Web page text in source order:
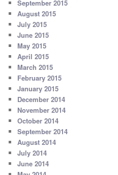
September 2015
August 2015
July 2015
June 2015
May 2015
April 2015
March 2015
February 2015
January 2015
December 2014
November 2014
October 2014
September 2014
August 2014
July 2014
June 2014